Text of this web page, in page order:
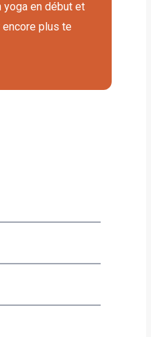
yoga en début et
plus te